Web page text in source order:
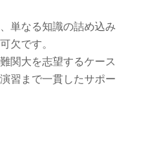
単なる知識の詰め込み
欠です。
関大を志望するケース
習まで一貫したサポー